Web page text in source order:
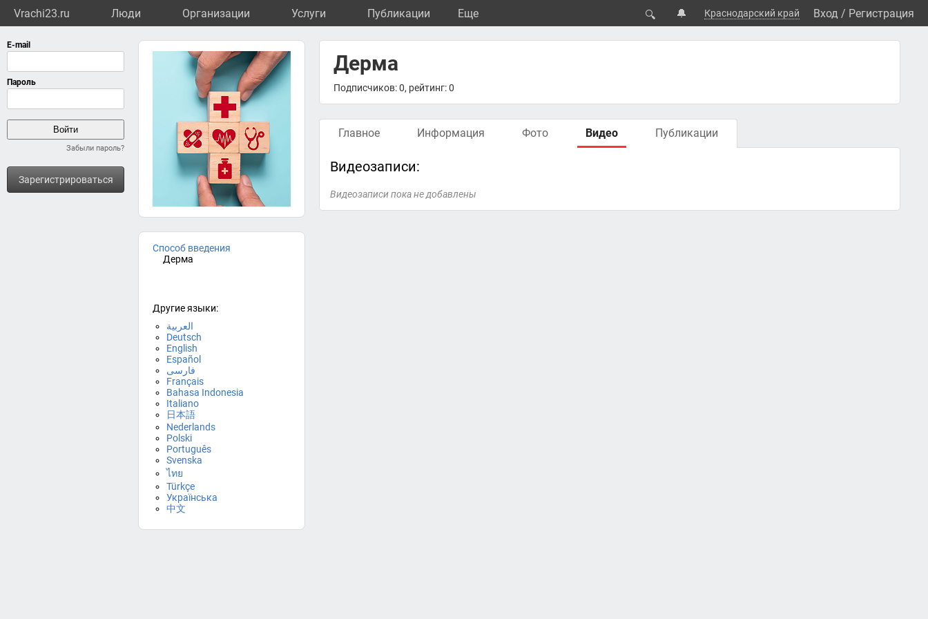
Vrachi23.ru Люди Организации Услуги Публикации Eще 🔍 🔔 Краснодарский край Вход / Регистрация
Забыли пароль?
Зарегистрироваться
Способ введения
Дерма
Другие языки:
العربية
Deutsch
English
Español
فارسی
Français
Bahasa Indonesia
Italiano
日本語
Nederlands
Polski
Português
Svenska
ไทย
Türkçe
Українська
中文
Дерма
Подписчиков: 0, рейтинг: 0
Главное Информация Фото Видео Публикации
Видеозаписи:
Видеозаписи пока не добавлены